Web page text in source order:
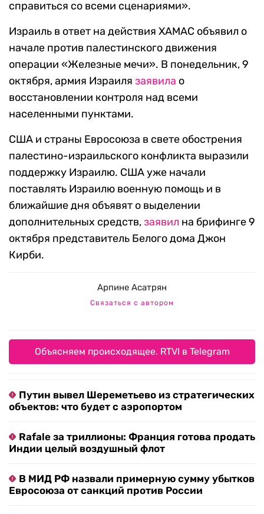
справиться со всеми сценариями».
Израиль в ответ на действия ХАМАС объявил о
начале против палестинского движения
операции «Железные мечи». В понедельник, 9
октября, армия Израиля заявила о
восстановлении контроля над всеми
населенными пунктами.
США и страны Евросоюза в свете обострения
палестино-израильского конфликта выразили
поддержку Израилю. США уже начали
поставлять Израилю военную помощь и в
ближайшие дня объявят о выделении
дополнительных средств,заявил на брифинге 9
октября представитель Белого дома Джон
Кирби.
Арпине Асатрян
Связаться с автором
Объясняем происходящее. RTVI в Telegram
Путин вывел Шереметьево из стратегических
объектов: что будет с аэропортом
Rafale за триллионы: Франция готова продать
Индии целый воздушный флот
В МИД РФ назвали примерную сумму убытков
Евросоюза от санкций против России